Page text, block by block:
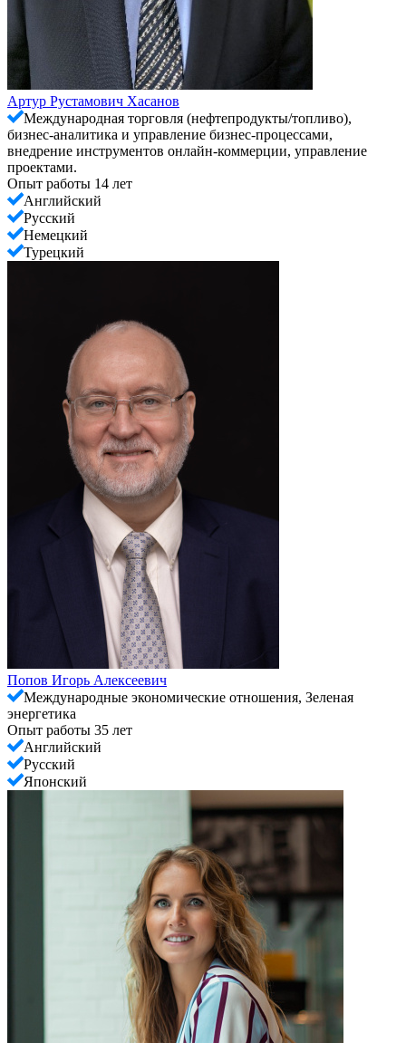
Артур Рустамович Хасанов
Международная торговля (нефтепродукты/топливо),
бизнес-аналитика и управление бизнес-процессами,
внедрение инструментов онлайн-коммерции, управление
проектами.
Опыт работы 14 лет
Английский
Русский
Немецкий
Турецкий
Попов Игорь Алексеевич
Международные экономические отношения, Зеленая
энергетика
Опыт работы 35 лет
Английский
Русский
Японский